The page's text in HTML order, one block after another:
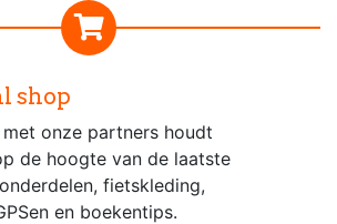
shop
onze partners houdt
de hoogte van de laatste
fietskleding,
en boekentips.